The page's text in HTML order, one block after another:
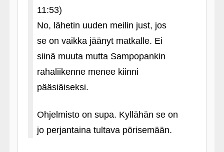
11:53)
No, lähetin uuden meilin just, jos
se on vaikka jäänyt matkalle. Ei
siinä muuta mutta Sampopankin
rahaliikenne menee kiinni
pääsiäiseksi.
Ohjelmisto on supa. Kyllähän se on
jo perjantaina tultava pörisemään.